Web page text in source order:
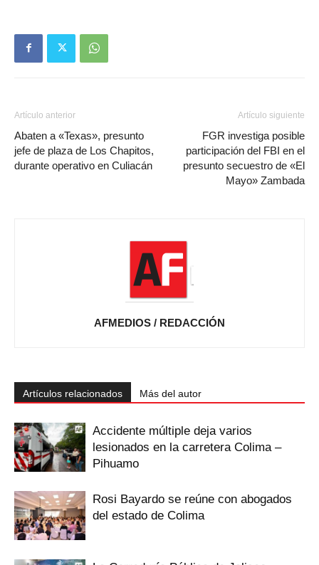
Artículo anterior
Abaten a «Texas», presunto
jefe de plaza de Los Chapitos,
durante operativo en Culiacán
Artículo siguiente
FGR investiga posible
participación del FBI en el
presunto secuestro de «El
Mayo» Zambada
AFMEDIOS / REDACCIÓN
Artículos relacionados Más del autor
Accidente múltiple deja varios
lesionados en la carretera Colima –
Pihuamo
Rosi Bayardo se reúne con abogados
del estado de Colima